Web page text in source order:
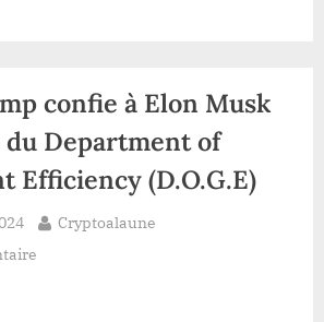
confie à Elon Musk
Department of
Efficiency (D.O.G.E)
By
Cryptoalaune